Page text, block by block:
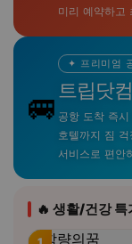
미리 예약하고
🚐
✦ 프리미엄
트립닷컴
공항 도착 즉
호텔까지 짐
서비스로 편안
🔥 생활/건강 특
1